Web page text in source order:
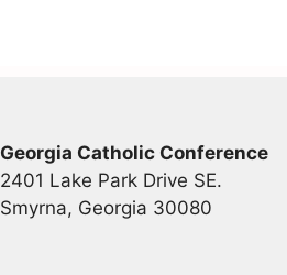
Georgia Catholic Conference
2401 Lake Park Drive SE.
Smyrna, Georgia 30080